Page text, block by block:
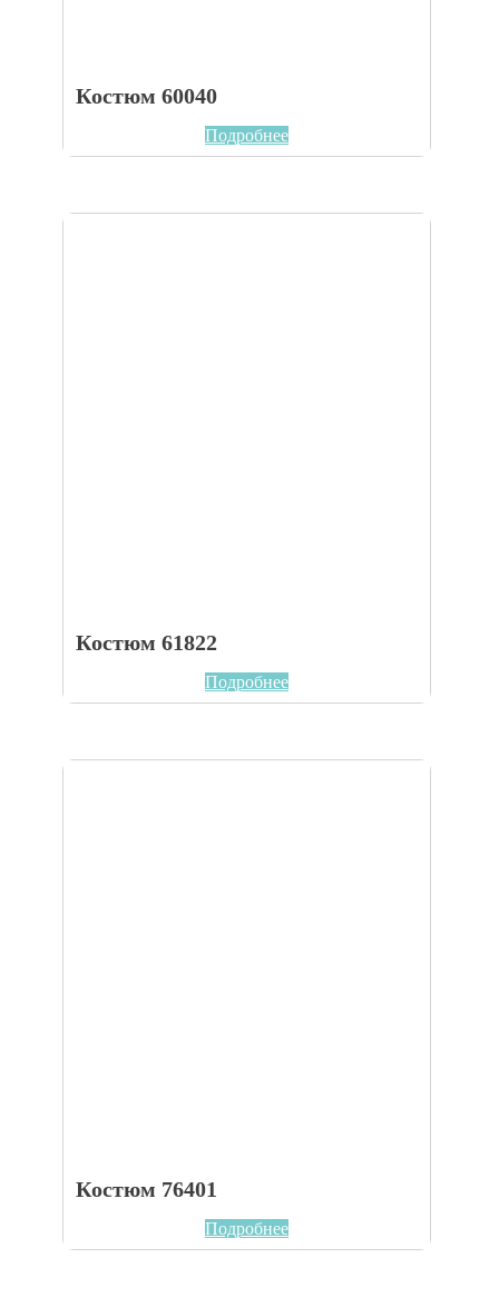
Костюм 60040
Подробнее
Костюм 61822
Подробнее
Костюм 76401
Подробнее